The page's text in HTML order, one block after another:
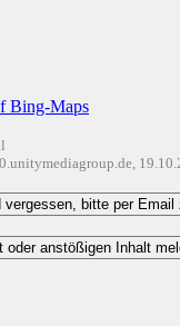
Bing-Maps